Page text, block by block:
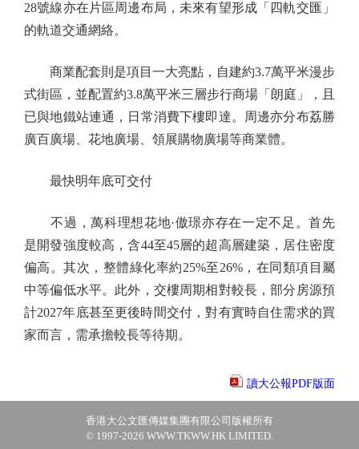
28號線亦在片區周邊布局，未來有望形成「四軌交匯」
的軌道交通網絡。
商業配套則是項目一大亮點，自建約3.7萬平米漫步
式街區，並配置約3.8萬平米三層步行商場「朗庭」，且
已與地鐵站連通，日常消費下樓即達。周邊亦分布荔勝
廣百廣場、花地廣場、領展購物廣場等商業體。
最快明年底可交付
不過，萬科理想花地·傲璟亦存在一定不足。首先
是開發強度較高，含44至45層的超高層建築，居住密度
偏高。其次，整體綠化率約25%至26%，在同類項目屬
中等偏低水平。此外，交樓周期相對較長，部分房源預
計2027年底甚至更後時間交付，對有實時自住需求的買
家而言，需承擔較長等待期。
讀大公報PDF版面
香港大公文匯傳媒集團有限公司版權所有
© 1997-2026 WWW.TKWW.HK LIMITED.